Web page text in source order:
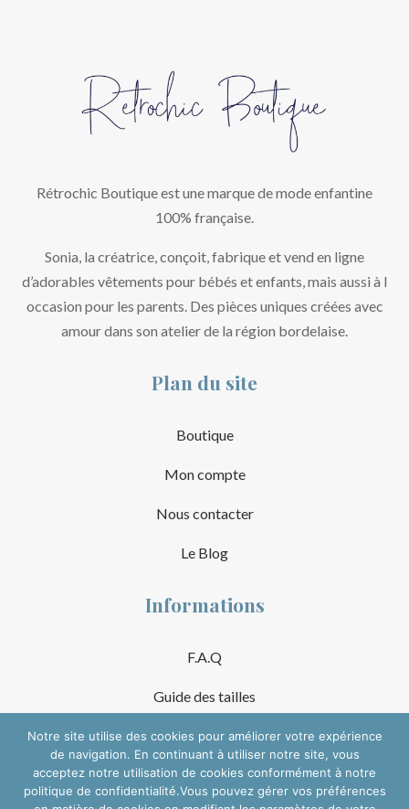
Rétrochic Boutique est une marque de mode enfantine
100% française.
Sonia, la créatrice, conçoit, fabrique et vend en ligne
d’adorables vêtements pour bébés et enfants, mais aussi à l
occasion pour les parents. Des pièces uniques créées avec
amour dans son atelier de la région bordelaise.
Plan du site
Boutique
Mon compte
Nous contacter
Le Blog
Informations
F.A.Q
Guide des tailles
Mentions Légales
Conditions Générales de Vente
Notre site utilise des cookies pour améliorer votre expérience
de navigation. En continuant à utiliser notre site, vous
acceptez notre utilisation de cookies conformément à notre
politique de confidentialité.Vous pouvez gérer vos préférences